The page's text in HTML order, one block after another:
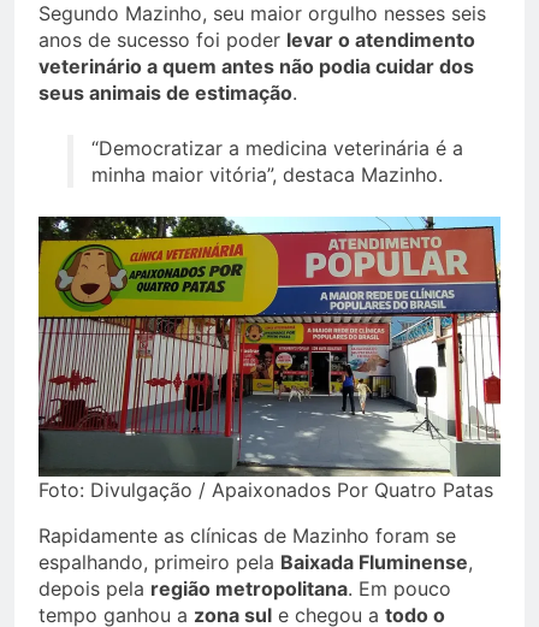
Segundo Mazinho, seu maior orgulho nesses seis
anos de sucesso foi poder levar o atendimento
veterinário a quem antes não podia cuidar dos
seus animais de estimação.
“Democratizar a medicina veterinária é a
minha maior vitória”, destaca Mazinho.
Foto: Divulgação / Apaixonados Por Quatro Patas
Rapidamente as clínicas de Mazinho foram se
espalhando, primeiro pela Baixada Fluminense,
depois pela região metropolitana. Em pouco
tempo ganhou a zona sul e chegou a todo o